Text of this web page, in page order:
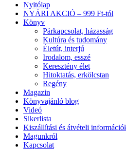
Nyitólap
NYÁRI AKCIÓ – 999 Ft-tól
Könyv
Párkapcsolat, házasság
Kultúra és tudomány
Életút, interjú
Irodalom, esszé
Keresztény élet
Hitoktatás, erkölcstan
Regény
Magazin
Könyvajánló blog
Videó
Sikerlista
Kiszállítási és átvételi
Magunkról
Kapcsolat